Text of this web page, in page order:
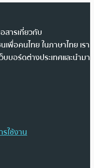
สารเกี่ยวกับ
เพื่อคนไทย ในภาษาไทย เรา
บอร์ดต่างประเทศและนำมา
ใช้งาน